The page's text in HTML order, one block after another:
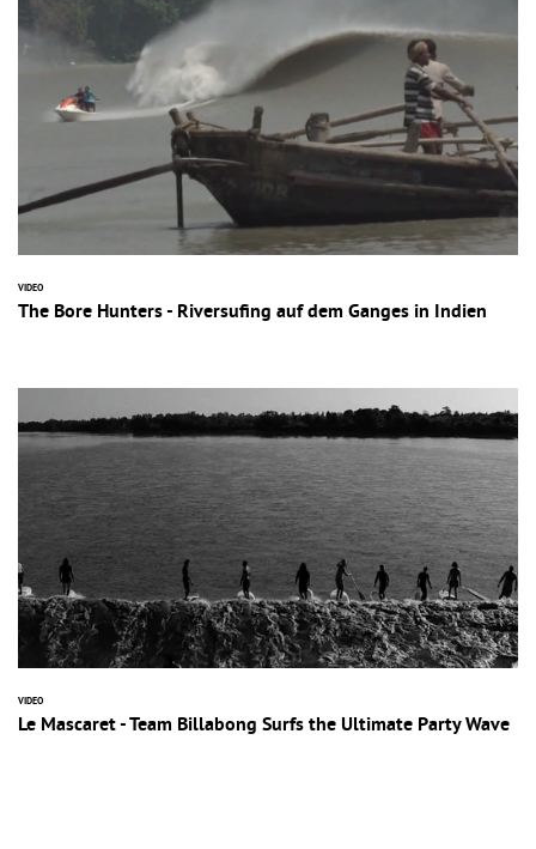
VIDEO
The Bore Hunters - Riversufing auf dem Ganges in Indien
VIDEO
Le Mascaret - Team Billabong Surfs the Ultimate Party Wave